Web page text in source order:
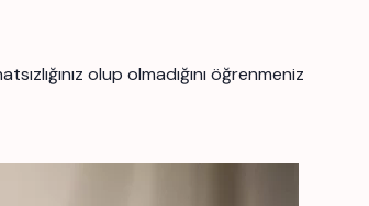
olup olmadığını öğrenmeniz